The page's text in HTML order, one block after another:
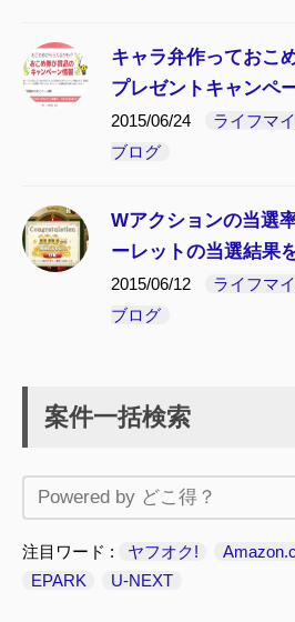
キャラ弁作っておこ
プレゼントキャンペ
2015/06/24 ライフマ
ブログ
Wアクションの当選
ーレットの当選結果
2015/06/12 ライフマ
ブログ
案件一括検索
注目ワード ヤフオク!
EPARK
U-NEXT